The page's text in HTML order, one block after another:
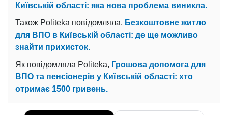
Київській області: яка нова проблема виникла.
Також Politeka повідомляла, Безкоштовне житло
для ВПО в Київській області: де ще можливо
знайти прихисток.
Як повідомляла Politeka, Грошова допомога для
ВПО та пенсіонерів у Київській області: хто
отримає 1500 гривень.